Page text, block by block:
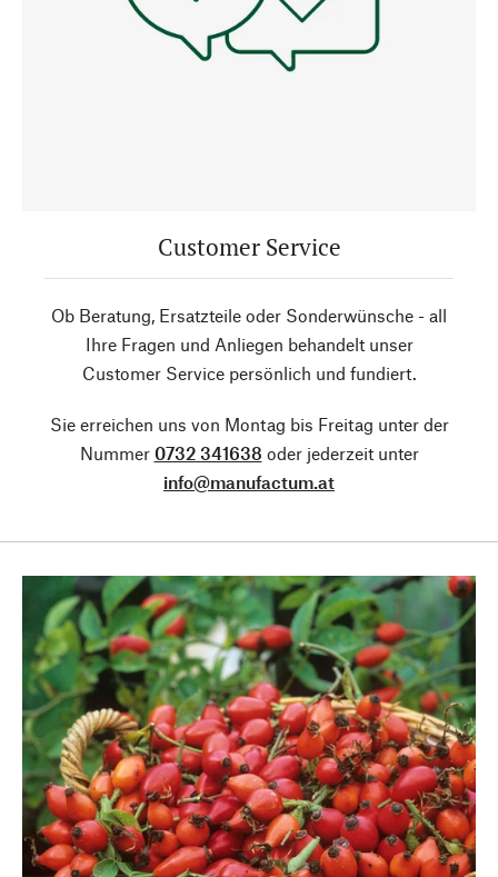
Customer Service
Ob Beratung, Ersatzteile oder Sonderwünsche - all
Ihre Fragen und Anliegen behandelt unser
Customer Service persönlich und fundiert.
Sie erreichen uns von Montag bis Freitag unter der
Nummer 0732 341638 oder jederzeit unter
info@manufactum.at